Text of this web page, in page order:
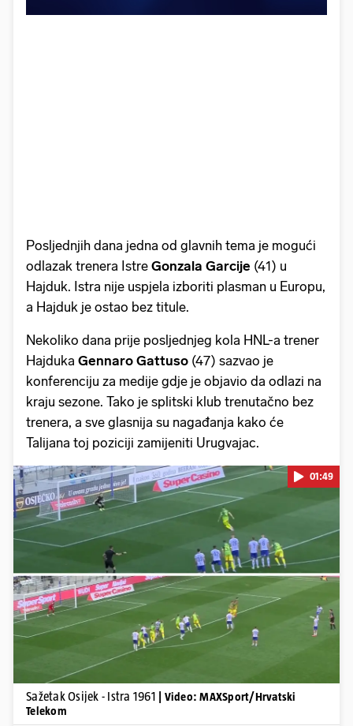
Posljednjih dana jedna od glavnih tema je mogući
odlazak trenera Istre Gonzala Garcije (41) u
Hajduk. Istra nije uspjela izboriti plasman u Europu,
a Hajduk je ostao bez titule.
Nekoliko dana prije posljednjeg kola HNL-a trener
Hajduka Gennaro Gattuso (47) sazvao je
konferenciju za medije gdje je objavio da odlazi na
kraju sezone. Tako je splitski klub trenutačno bez
trenera, a sve glasnija su nagađanja kako će
Talijana toj poziciji zamijeniti Urugvajac.
Pokretanje videa...
01:49
Sažetak Osijek - Istra 1961
| Video: MAXSport/Hrvatski
Telekom